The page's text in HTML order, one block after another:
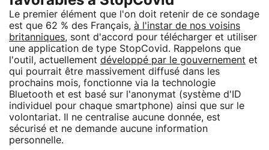
Le premier élément que l'on doit retenir de ce sondage
est que 62 % des Français, à l'instar de nos voisins
britanniques, sont d'accord pour télécharger et utiliser
une application de type StopCovid. Rappelons que
l'outil, actuellement développé par le gouvernement et
qui pourrait être massivement diffusé dans les
prochains mois, fonctionne via la technologie
Bluetooth et est basé sur l'anonymat (système d'ID
individuel pour chaque smartphone) ainsi que sur le
volontariat. Il ne centralise aucune donnée, est
sécurisé et ne demande aucune information
personnelle.